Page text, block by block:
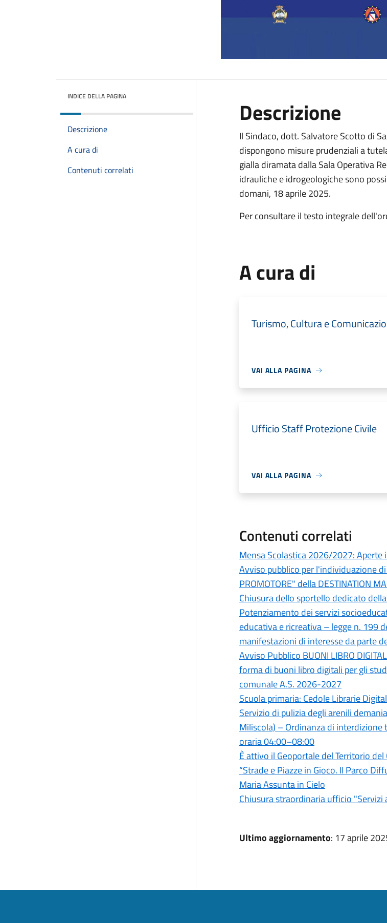
INDICE DELLA PAGINA
Descrizione
A cura di
Contenuti correlati
Descrizione
Il Sindaco, dott. Salvatore Scotto di
dispongono misure prudenziali a
gialla diramata dalla Sala Operativa
idrauliche e idrogeologiche sono
domani, 18 aprile 2025.
Per consultare il testo integrale
A cura di
Turismo, Cultura e
VAI ALLA PAGINA
Ufficio Staff Protezione Civile
VAI ALLA PAGINA
Contenuti correlati
Mensa Scolastica 2026/2027: Aperte
Avviso pubblico per l'individuazione
PROMOTORE" della DESTINATION
Chiusura dello sportello dedicato
Potenziamento dei servizi
educativa e ricreativa – legge n. 199
manifestazioni di interesse da parte
Avviso Pubblico BUONI LIBRO
forma di buoni libro digitali per gli
comunale A.S. 2026-2027
Scuola primaria: Cedole Librarie
Servizio di pulizia degli arenili
Miliscola) – Ordinanza di interdizione
oraria 04:00–08:00
È attivo il Geoportale del Territorio
“Strade e Piazze in Gioco. Il Parco
Maria Assunta in Cielo
Chiusura straordinaria ufficio
Ultimo aggiornamento: 17 aprile